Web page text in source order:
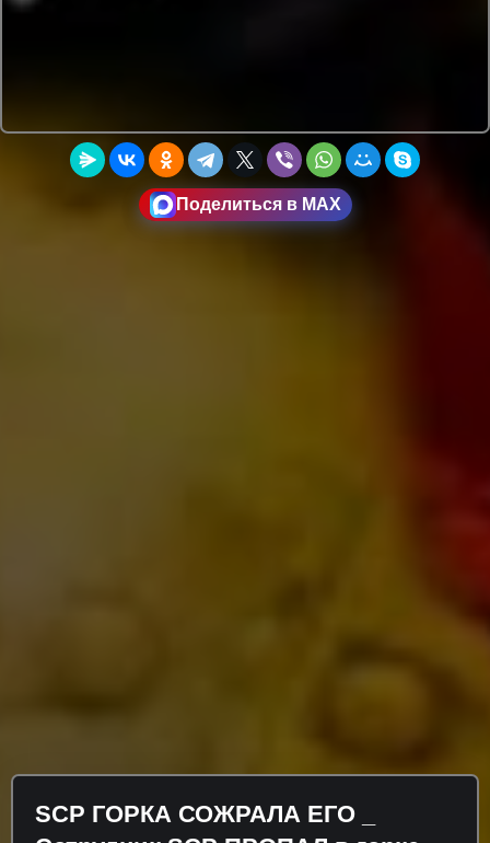
Поделиться в MAX
SCP ГОРКА СОЖРАЛА ЕГО _